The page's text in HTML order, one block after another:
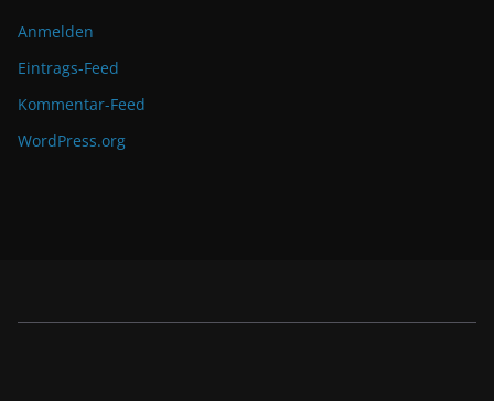
Anmelden
Eintrags-Feed
Kommentar-Feed
WordPress.org